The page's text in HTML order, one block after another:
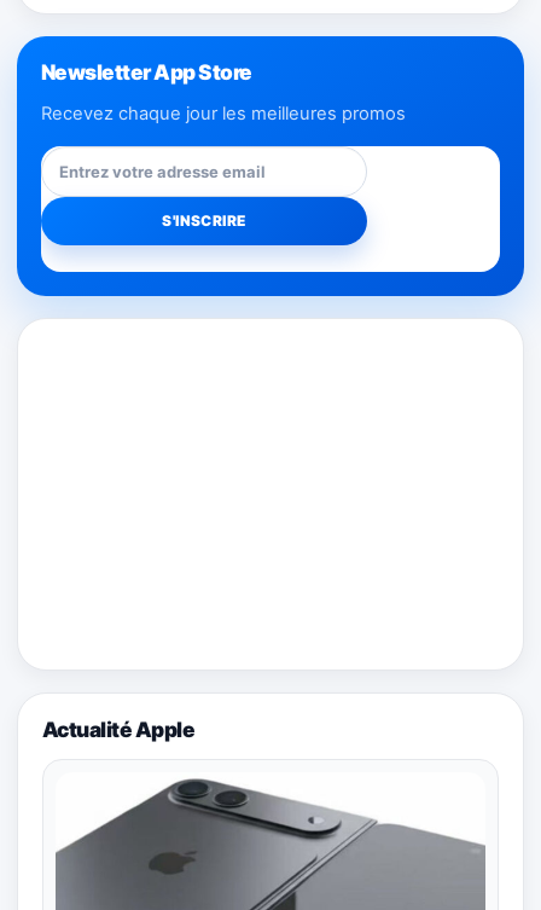
Newsletter App Store
Recevez chaque jour les meilleures promos
Actualité Apple